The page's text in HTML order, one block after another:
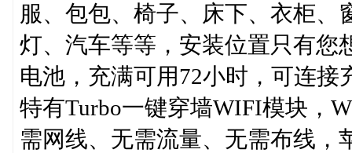
服、包包、椅子、床下、衣柜、
灯、汽车等等，安装位置只有您
电池，充满可用72小时，可连
特有Turbo一键穿墙WIFI模块，
需网线、无需流量、无需布线，